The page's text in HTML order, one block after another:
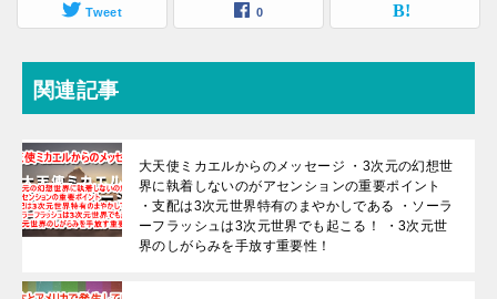
Tweet 0
関連記事
大天使ミカエルからのメッセージ ・3次元の幻想世
界に執着しないのがアセンションの重要ポイント
・支配は3次元世界特有のまやかしである ・ソーラ
ーフラッシュは3次元世界でも起こる！ ・3次元世
界のしがらみを手放す重要性！